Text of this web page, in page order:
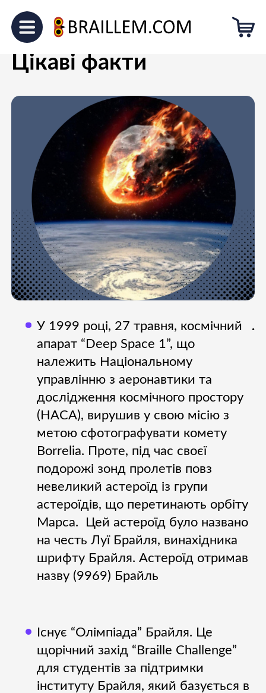
Головна Блог Цікаві факти
Цікаві факти
У 1999 році, 27 травня, космічний
апарат “Deep Space 1”, що
належить Національному
управлінню з аеронавтики та
дослідження космічного простору
(НАСА), вирушив у свою місію з
метою сфотографувати комету
Borrelia. Проте, під час своєї
подорожі зонд пролетів повз
невеликий астероїд із групи
астероїдів, що перетинають орбіту
Марса. Цей астероїд було названо
на честь Луї Брайля, винахідника
шрифту Брайля. Астероїд отримав
назву (9969) Брайль
.
Існує “Олімпіада” Брайля. Це
щорічний захід “Braille Challenge”
для студентів за підтримки
інституту Брайля, який базується в